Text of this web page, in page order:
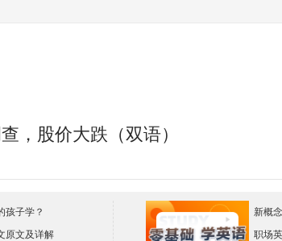
，股价大跌（双语）
孩子学？
原文及详解
新概
职场